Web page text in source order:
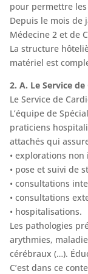
pour permettre
Depuis le mois de
Médecine 2 et de
La structure
matériel est
2. A. Le Service
Le Service de
L’équipe de
praticiens
attachés qui
• explorations non
• pose et suivi de
• consultations
• consultations
• hospitalisations.
Les pathologies
arythmies,
cérébraux (…).
C’est dans ce